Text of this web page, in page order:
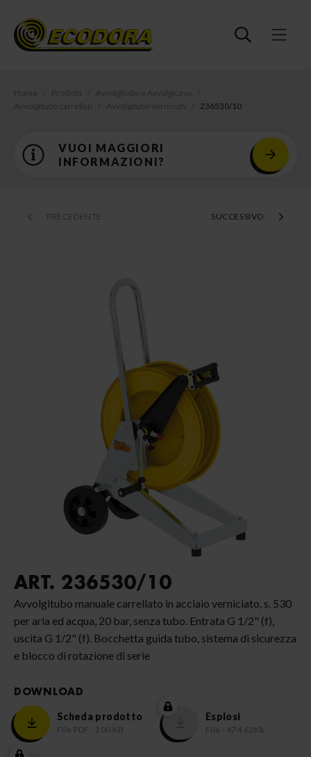
Home Prodotti
Avvolgitubo e Avvolgicavo
Avvolgitubo carrellati
Avvolgitubo verniciati 236530/10
VUOI MAGGIORI
INFORMAZIONI?
PRECEDENTE SUCCESSIVO
ART. 236530/10
Avvolgitubo manuale carrellato in acciaio verniciato, s. 530
per aria ed acqua, 20 bar, senza tubo. Entrata G 1/2" (f),
uscita G 1/2" (f). Bocchetta guida tubo, sistema di sicurezza
e blocco di rotazione di serie
DOWNLOAD
Scheda prodotto
File PDF - 200 KB
Esplosi
File - 474.62Kb